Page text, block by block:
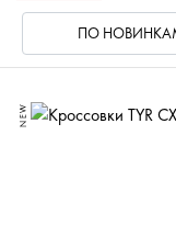
ПО
NEW